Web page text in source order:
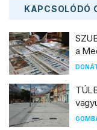
KAPCSOLÓDÓ
a